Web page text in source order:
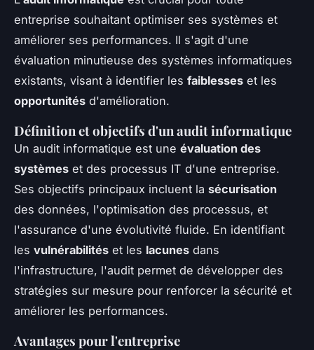
entreprise souhaitant optimiser ses systèmes et
améliorer ses performances. Il s'agit d'une
évaluation minutieuse des systèmes informatiques
existants, visant à identifier les faiblesses et les
opportunités d'amélioration.
Définition et objectifs d'un audit informatique
Un audit informatique est une évaluation des
systèmes et des processus IT d'une entreprise.
Ses objectifs principaux incluent la sécurisation
des données, l'optimisation des processus, et
l'assurance d'une évolutivité fluide. En identifiant
les vulnérabilités et les lacunes dans
l'infrastructure, l'audit permet de développer des
stratégies sur mesure pour renforcer la sécurité et
améliorer les performances.
Avantages pour l'entreprise